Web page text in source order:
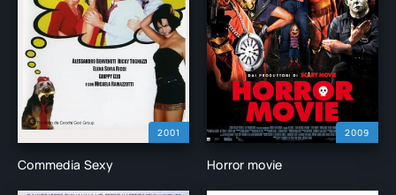
2001
Commedia Sexy
2009
Horror movie